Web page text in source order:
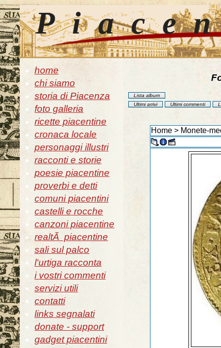
home
chi siamo
storia di Piacenza
foto galleria
ricette piacentine
cronaca locale
personaggi illustri
racconti e storie
poesie piacentine
proverbi e detti
comuni piacentini
castelli e rocche
canzoni piacentine
realtÃ piacentine
sali sul palco
l'urtiga racconta
i vostri commenti
servizi utili
contatti
links segnalati
donate - support
gadget piacentini
Lista album
Ultimi arrivi
Ultimi commenti
Home> Monete-